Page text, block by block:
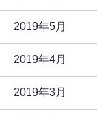
2019年5月
2019年4月
2019年3月